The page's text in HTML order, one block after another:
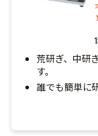
荒研ぎ、中研
す。
誰でも簡単に